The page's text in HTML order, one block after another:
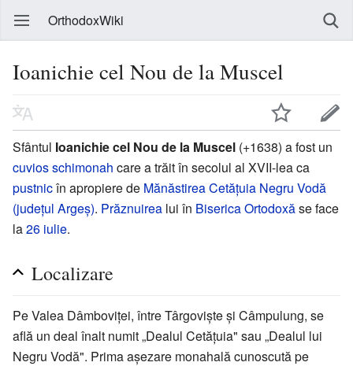
OrthodoxWiki
Ioanichie cel Nou de la Muscel
Sfântul Ioanichie cel Nou de la Muscel (+1638) a fost un
cuviosschimonah care a trăit în secolul al XVII-lea ca
pustnicîn apropiere de Mănăstirea Cetățuia Negru Vodă
(județul Argeș). Prăznuirea lui în Biserica Ortodoxăse face
la26 iulie.
Localizare
Pe Valea Dâmboviței, între Târgoviște și Câmpulung, se
află un deal înalt numit „Dealul Cetățuia" sau „Dealul lui
Negru Vodă". Prima așezare monahală cunoscută pe